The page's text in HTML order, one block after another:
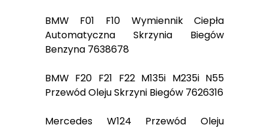
BMW F01 F10 Wymiennik Ciepła
Automatyczna Skrzynia Biegów
Benzyna 7638678
BMW F20 F21 F22 M135i M235i N55
Przewód Oleju Skrzyni Biegów 7626316
Mercedes W124 Przewód Oleju